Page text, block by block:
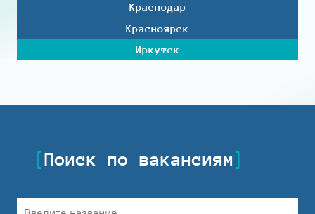
Краснодар
Красноярск
Иркутск
Поиск по вакансиям